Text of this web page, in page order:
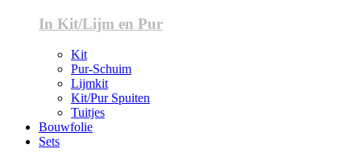
In Kit/Lijm en Pur
Kit
Pur-Schuim
Lijmkit
Kit/Pur Spuiten
Tuitjes
Bouwfolie
Sets